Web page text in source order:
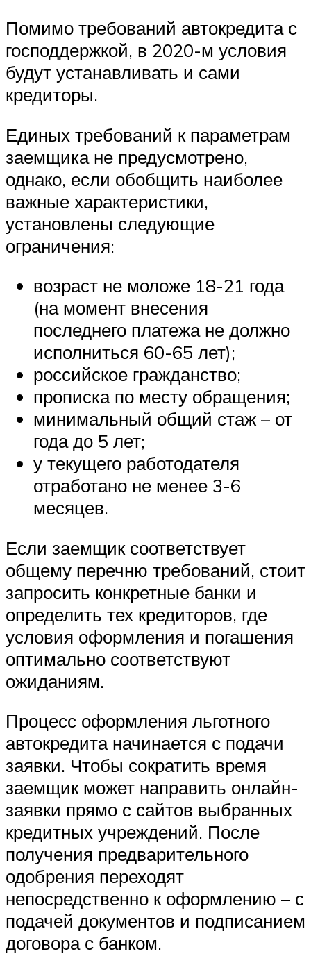
Помимо требований автокредита с
господдержкой, в 2020-м условия
будут устанавливать и сами
кредиторы.
Единых требований к параметрам
заемщика не предусмотрено,
однако, если обобщить наиболее
важные характеристики,
установлены следующие
ограничения:
возраст не моложе 18-21 года
(на момент внесения
последнего платежа не должно
исполниться 60-65 лет);
российское гражданство;
прописка по месту обращения;
минимальный общий стаж – от
года до 5 лет;
у текущего работодателя
отработано не менее 3-6
месяцев.
Если заемщик соответствует
общему перечню требований, стоит
запросить конкретные банки и
определить тех кредиторов, где
условия оформления и погашения
оптимально соответствуют
ожиданиям.
Процесс оформления льготного
автокредита начинается с подачи
заявки. Чтобы сократить время
заемщик может направить онлайн-
заявки прямо с сайтов выбранных
кредитных учреждений. После
получения предварительного
одобрения переходят
непосредственно к оформлению – с
подачей документов и подписанием
договора с банком.